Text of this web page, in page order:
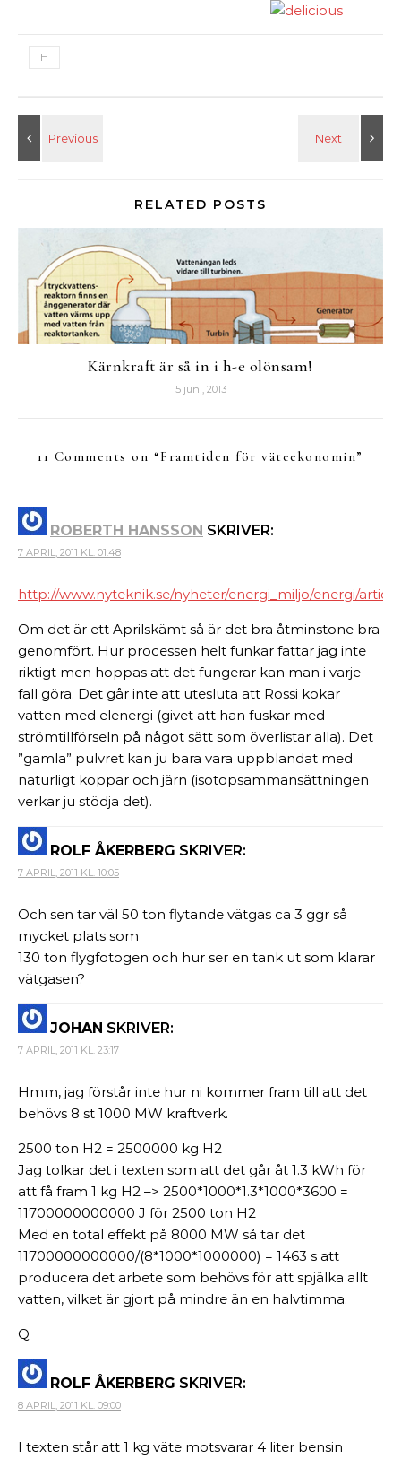
H
RELATED POSTS
Kärnkraft är så in i h-e olönsam!
5 juni, 2013
11 Comments on “Framtiden för väteekonomin”
ROBERTH HANSSON SKRIVER:
7 APRIL, 2011 KL. 01:48
http://www.nyteknik.se/nyheter/energi_miljo/energi/
Om det är ett Aprilskämt så är det bra åtminstone bra
genomfört. Hur processen helt funkar fattar jag inte
riktigt men hoppas att det fungerar kan man i varje
fall göra. Det går inte att utesluta att Rossi kokar
vatten med elenergi (givet att han fuskar med
strömtillförseln på något sätt som överlistar alla). Det
”gamla” pulvret kan ju bara vara uppblandat med
naturligt koppar och järn (isotopsammansättningen
verkar ju stödja det).
ROLF ÅKERBERG SKRIVER:
7 APRIL, 2011 KL. 10:05
Och sen tar väl 50 ton flytande vätgas ca 3 ggr så
mycket plats som
130 ton flygfotogen och hur ser en tank ut som klarar
vätgasen?
JOHAN SKRIVER:
7 APRIL, 2011 KL. 23:17
Hmm, jag förstår inte hur ni kommer fram till att det
behövs 8 st 1000 MW kraftverk.
2500 ton H2 = 2500000 kg H2
Jag tolkar det i texten som att det går åt 1.3 kWh för
att få fram 1 kg H2 –> 2500*1000*1.3*1000*3600 =
11700000000000 J för 2500 ton H2
Med en total effekt på 8000 MW så tar det
11700000000000/(8*1000*1000000) = 1463 s att
producera det arbete som behövs för att spjälka allt
vatten, vilket är gjort på mindre än en halvtimma.
Q
ROLF ÅKERBERG SKRIVER:
8 APRIL, 2011 KL. 09:00
I texten står att 1 kg väte motsvarar 4 liter bensin